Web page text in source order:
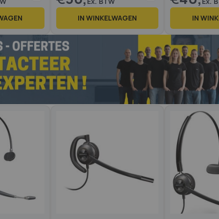
2 reviews Op voorraad Op voorraad
IN WINKELWAGEN IN